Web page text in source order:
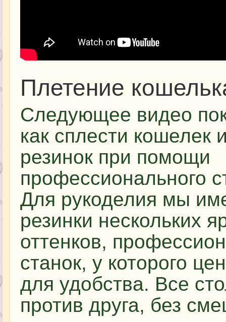
Плетение
Следующее видео
как сплести кошелек
резинок при помощи
профессионального
Для рукоделия мы
резинки нескольких
оттенков,
станок, у которого
для удобства. Все
против друга, без